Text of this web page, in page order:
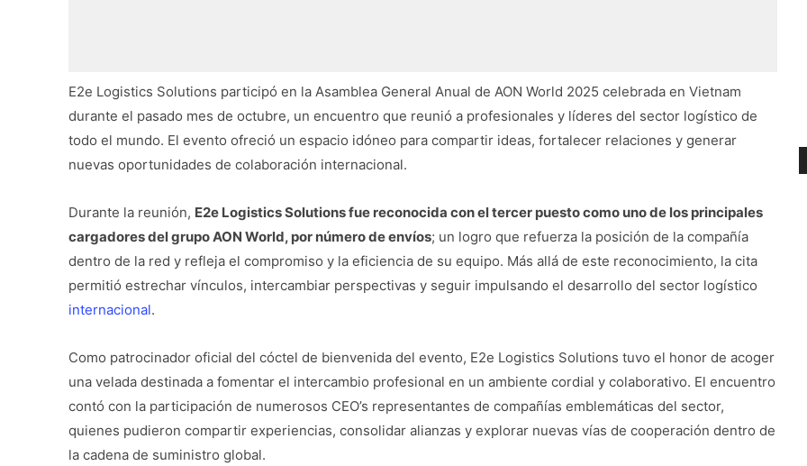
E2e Logistics Solutions participó en la Asamblea General Anual de AON World 2025 celebrada en Vietnam
durante el pasado mes de octubre, un encuentro que reunió a profesionales y líderes del sector logístico de
todo el mundo. El evento ofreció un espacio idóneo para compartir ideas, fortalecer relaciones y generar
nuevas oportunidades de colaboración internacional.
Durante la reunión, E2e Logistics Solutions fue reconocida con el tercer puesto como uno de los principales
cargadores del grupo AON World, por número de envíos; un logro que refuerza la posición de la compañía
dentro de la red y refleja el compromiso y la eficiencia de su equipo. Más allá de este reconocimiento, la cita
permitió estrechar vínculos, intercambiar perspectivas y seguir impulsando el desarrollo del sector logístico
internacional.
Como patrocinador oficial del cóctel de bienvenida del evento, E2e Logistics Solutions tuvo el honor de acoger
una velada destinada a fomentar el intercambio profesional en un ambiente cordial y colaborativo. El encuentro
contó con la participación de numerosos CEO’s representantes de compañías emblemáticas del sector,
quienes pudieron compartir experiencias, consolidar alianzas y explorar nuevas vías de cooperación dentro de
la cadena de suministro global.